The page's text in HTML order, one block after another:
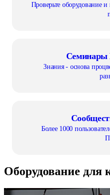
Проверьте оборудование
Семинары
Знания - основа
Более 1000
Оборудование для